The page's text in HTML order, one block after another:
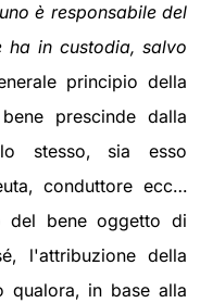
è responsabile del
ha in custodia, salvo
principio della
prescinde dalla
stesso, sia esso
conduttore ecc…
del bene oggetto di
l'attribuzione della
qualora, in base alla